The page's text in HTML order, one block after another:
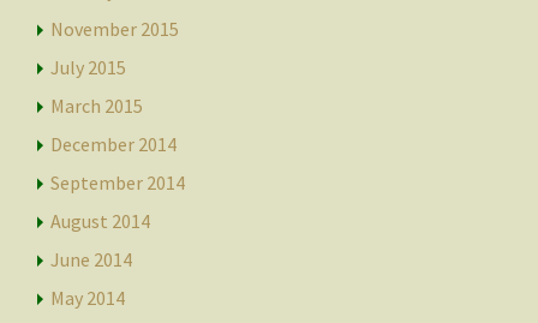
November 2015
July 2015
March 2015
December 2014
September 2014
August 2014
June 2014
May 2014